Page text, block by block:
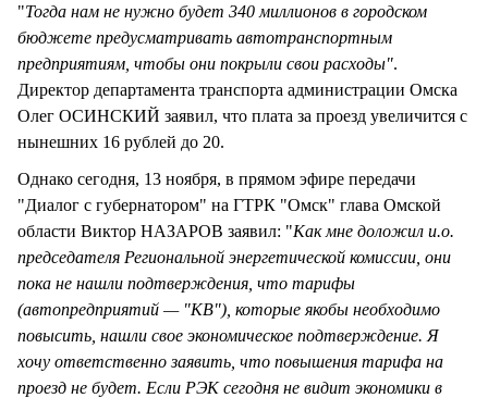
"Тогда нам не нужно будет 340 миллионов в городском
бюджете предусматривать автотранспортным
предприятиям, чтобы они покрыли свои расходы".
Директор департамента транспорта администрации Омска
Олег ОСИНСКИЙ заявил, что плата за проезд увеличится с
нынешних 16 рублей до 20.
Однако сегодня, 13 ноября, в прямом эфире передачи
"Диалог с губернатором" на ГТРК "Омск" глава Омской
области Виктор НАЗАРОВ заявил: "Как мне доложил и.о.
председателя Региональной энергетической комиссии, они
пока не нашли подтверждения, что тарифы
(автопредприятий — "КВ"), которые якобы необходимо
повысить, нашли свое экономическое подтверждение. Я
хочу ответственно заявить, что повышения тарифа на
проезд не будет. Если РЭК сегодня не видит экономики в